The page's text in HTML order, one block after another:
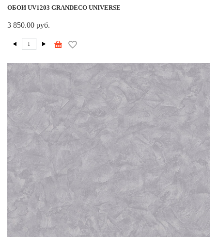
ОБОИ UV1203 GRANDECO UNIVERSE
3 850.00 руб.